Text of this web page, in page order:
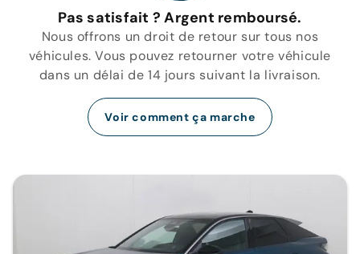
Pas satisfait ? Argent remboursé.
Nous offrons un droit de retour sur tous nos
véhicules. Vous pouvez retourner votre véhicule
dans un délai de 14 jours suivant la livraison.
Voir comment ça marche